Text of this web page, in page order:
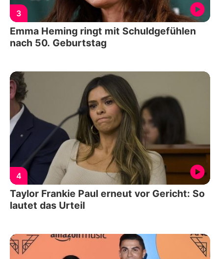
3
Emma Heming ringt mit Schuldgefühlen
nach 50. Geburtstag
4
Taylor Frankie Paul erneut vor Gericht: So
lautet das Urteil